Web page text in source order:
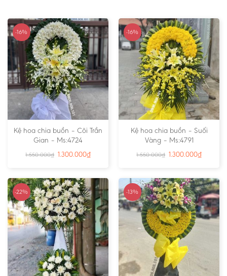
-16%
Kệ hoa chia buồn – Cõi Trần
Gian – Ms:4724
1.550.000₫ 1.300.000₫
-16%
Kệ hoa chia buồn – Suối
Vàng – Ms:4791
1.550.000₫ 1.300.000₫
-22% -13%